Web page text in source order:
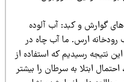
و کبد: آب آلوده
ارس. ما آب چاه در
رسیدیم که استفاده از
ابتلا به سرطان را بیشتر